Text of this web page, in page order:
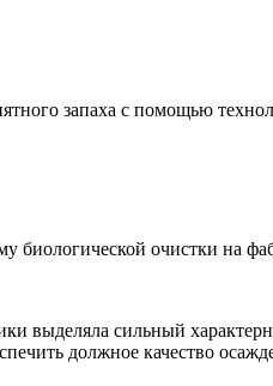
запаха с помощью
биологической очистки на
выделяла сильный
должное качество